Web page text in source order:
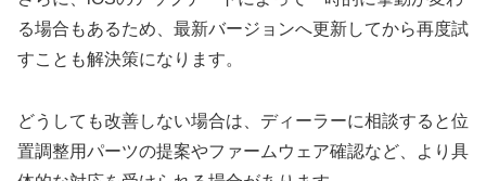
る場合もあるため、最新バージョンへ更新してから再度試
すことも解決策になります。
どうしても改善しない場合は、ディーラーに相談すると位
置調整用パーツの提案やファームウェア確認など、より具